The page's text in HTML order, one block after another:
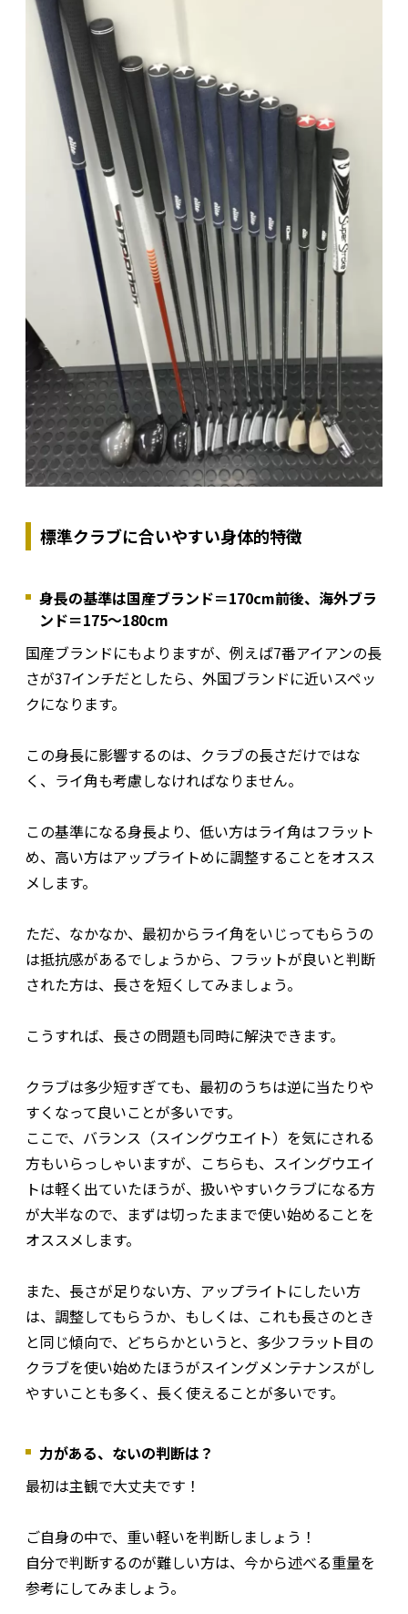
標準クラブに合いやすい身体的特徴
身長の基準は国産ブランド＝170cm前後、海外ブラ
ンド＝175〜180cm
国産ブランドにもよりますが、例えば7番アイアンの長
さが37インチだとしたら、外国ブランドに近いスペッ
クになります。
この身長に影響するのは、クラブの長さだけではな
く、ライ角も考慮しなければなりません。
この基準になる身長より、低い方はライ角はフラット
め、高い方はアップライトめに調整することをオスス
メします。
ただ、なかなか、最初からライ角をいじってもらうの
は抵抗感があるでしょうから、フラットが良いと判断
された方は、長さを短くしてみましょう。
こうすれば、長さの問題も同時に解決できます。
クラブは多少短すぎても、最初のうちは逆に当たりや
すくなって良いことが多いです。
ここで、バランス（スイングウエイト）を気にされる
方もいらっしゃいますが、こちらも、スイングウエイ
トは軽く出ていたほうが、扱いやすいクラブになる方
が大半なので、まずは切ったままで使い始めることを
オススメします。
また、長さが足りない方、アップライトにしたい方
は、調整してもらうか、もしくは、これも長さのとき
と同じ傾向で、どちらかというと、多少フラット目の
クラブを使い始めたほうがスイングメンテナンスがし
やすいことも多く、長く使えることが多いです。
力がある、ないの判断は？
最初は主観で大丈夫です！
ご自身の中で、重い軽いを判断しましょう！
自分で判断するのが難しい方は、今から述べる重量を
参考にしてみましょう。